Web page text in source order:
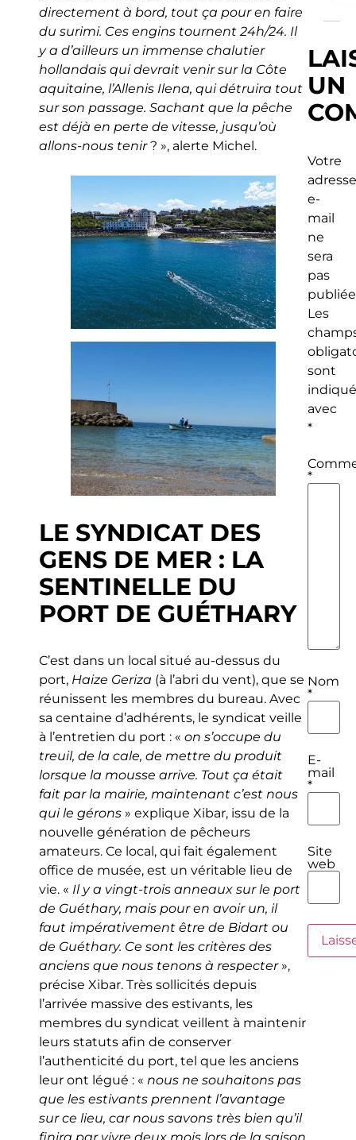
directement à bord, tout ça pour en faire
du surimi. Ces engins tournent 24h/24. Il
y a d’ailleurs un immense chalutier
hollandais qui devrait venir sur la Côte
aquitaine, l’Allenis Ilena, qui détruira tout
sur son passage. Sachant que la pêche
est déjà en perte de vitesse, jusqu’où
allons-nous tenir? », alerte Michel.
LE SYNDICAT DES
GENS DE MER : LA
SENTINELLE DU
PORT DE GUÉTHARY
C’est dans un local situé au-dessus du
port, Haize Geriza (à l’abri du vent), que se
réunissent les membres du bureau. Avec
sa centaine d’adhérents, le syndicat veille
à l’entretien du port : «on s’occupe du
treuil, de la cale, de mettre du produit
lorsque la mousse arrive. Tout ça était
fait par la mairie, maintenant c’est nous
qui le gérons » explique Xibar, issu de la
nouvelle génération de pêcheurs
amateurs. Ce local, qui fait également
office de musée, est un véritable lieu de
vie. « Il y a vingt-trois anneaux sur le port
de Guéthary, mais pour en avoir un, il
faut impérativement être de Bidart ou
de Guéthary. Ce sont les critères des
anciens que nous tenons à respecter»,
précise Xibar. Très sollicités depuis
l’arrivée massive des estivants, les
membres du syndicat veillent à maintenir
leurs statuts afin de conserver
l’authenticité du port, tel que les anciens
leur ont légué : «nous ne souhaitons pas
que les estivants prennent l’avantage
sur ce lieu, car nous savons très bien qu’il
UN
Votre
adresse
e-
mail
ne
sera
pas
Les
sont
avec
*
*
Nom
*
E-
mail
*
Site
web